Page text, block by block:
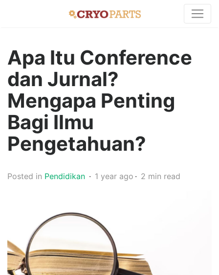
Apa Itu Conference
dan Jurnal?
Mengapa Penting
Bagi Ilmu
Pengetahuan?
Posted in Pendidikan 1 year ago 2 min read